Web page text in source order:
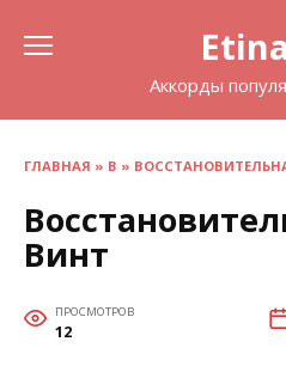
Аккорды
ГЛАВНАЯ » В »
Винт
ПРОСМОТРОВ
12